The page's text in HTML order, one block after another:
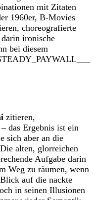
mit Zitaten
1960er, B-Movies
choreografierte
darin ironische
bei diesem
zitieren,
das Ergebnis ist ein
sich aber an die
Die alten, glorreichen
Aufgabe darin
Weg zu räumen, wenn
auf die nackte
in seinen Illusionen